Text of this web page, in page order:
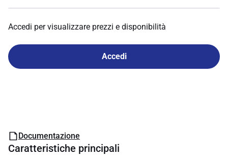
Accedi per visualizzare prezzi e disponibilità
Accedi
Documentazione
Caratteristiche principali